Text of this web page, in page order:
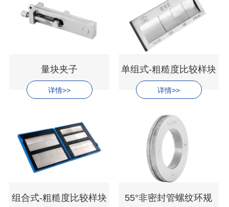
量块夹子
详情>>
单组式-粗糙度比较样块
详情>>
组合式-粗糙度比较样块 55°非密封管螺纹环规